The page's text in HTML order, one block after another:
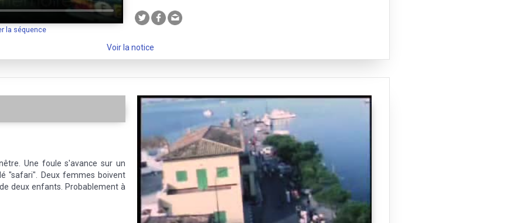
la séquence
Voir la notice
Une foule s'avance sur un
"safari". Deux femmes boivent
deux enfants. Probablement à